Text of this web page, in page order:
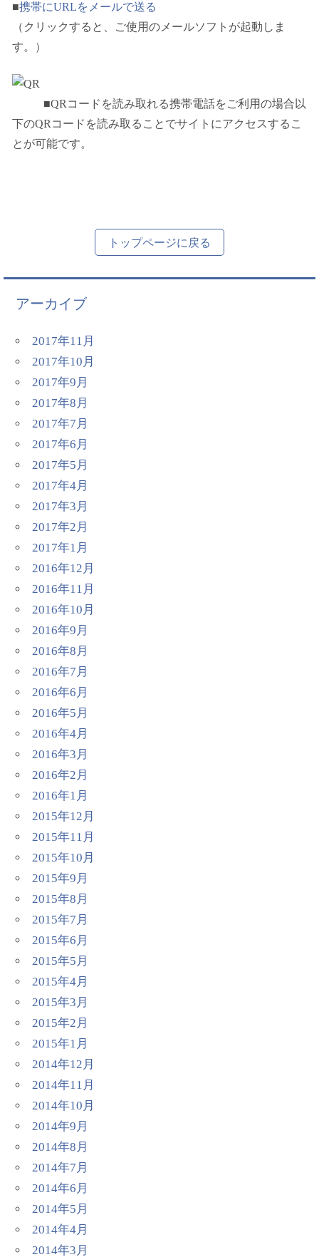
■携帯にURLをメールで送る
（クリックすると、ご使用のメールソフトが起動しま
す。）
■QRコードを読み取れる携帯電話をご利用の場合以
下のQRコードを読み取ることでサイトにアクセスするこ
とが可能です。
トップページに戻る
アーカイブ
2017年11月
2017年10月
2017年9月
2017年8月
2017年7月
2017年6月
2017年5月
2017年4月
2017年3月
2017年2月
2017年1月
2016年12月
2016年11月
2016年10月
2016年9月
2016年8月
2016年7月
2016年6月
2016年5月
2016年4月
2016年3月
2016年2月
2016年1月
2015年12月
2015年11月
2015年10月
2015年9月
2015年8月
2015年7月
2015年6月
2015年5月
2015年4月
2015年3月
2015年2月
2015年1月
2014年12月
2014年11月
2014年10月
2014年9月
2014年8月
2014年7月
2014年6月
2014年5月
2014年4月
2014年3月